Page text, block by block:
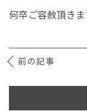
何卒ご容赦頂き
前の記事